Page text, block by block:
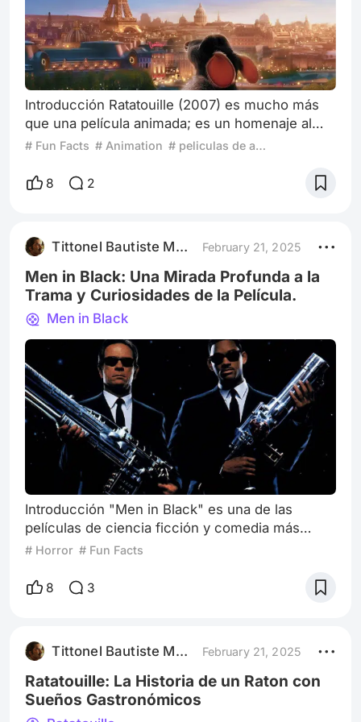
Introducción Ratatouille (2007) es mucho más
que una película animada; es un homenaje al
arte culinario y a la magia de seguir tus sueños,
Bird y basada en un concepto original de Jan
inolvidables, sino también por el nivel de detalle
y dedicación que se invirti
# Fun Facts # Animation # peliculas de animacion
8 2
Tittonel Bautiste Marine February 21, 2025
Men in Black: Una Mirada Profunda a la
Trama y Curiosidades de la Película.
Men in Black
Introducción "Men in Black" es una de las
películas de ciencia ficción y comedia más
emblemáticas de los años 90. Estrenada en
revolucionó el género al combinar acción,
creado por Lowell Cunningham, la película no
solo cautivó a una audiencia global, sino que
también d
# Horror # Fun Facts
8 3
Tittonel Bautiste Marine February 21, 2025
Ratatouille: La Historia de un Raton con
Sueños Gastronómicos